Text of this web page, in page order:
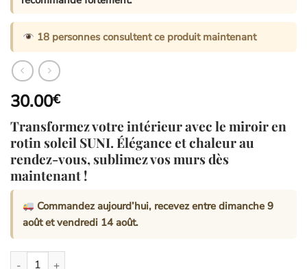
18 personnes consultent ce produit maintenant
30.00€
Transformez votre intérieur avec le miroir en
rotin soleil SUNI. Élégance et chaleur au
rendez-vous, sublimez vos murs dès
maintenant !
Commandez aujourd’hui, recevez entredimanche 9
aoûtetvendredi 14 août.
quantité de Miroir en rotin soleil | SUNI